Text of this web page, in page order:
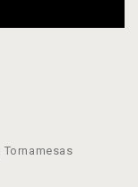
Tornamesas